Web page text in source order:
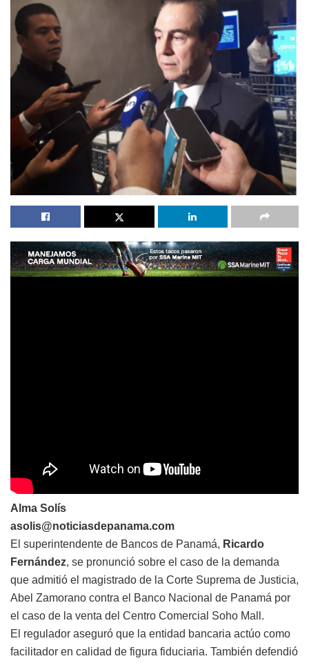
Alma Solís
asolis@noticiasdepanama.com
El superintendente de Bancos de Panamá, Ricardo
Fernández, se pronunció sobre el caso de la demanda
que admitió el magistrado de la Corte Suprema de Justicia,
Abel Zamorano contra el Banco Nacional de Panamá por
el caso de la venta del Centro Comercial Soho Mall.
El regulador aseguró que la entidad bancaria actúo como
facilitador en calidad de figura fiduciaria. También defendió